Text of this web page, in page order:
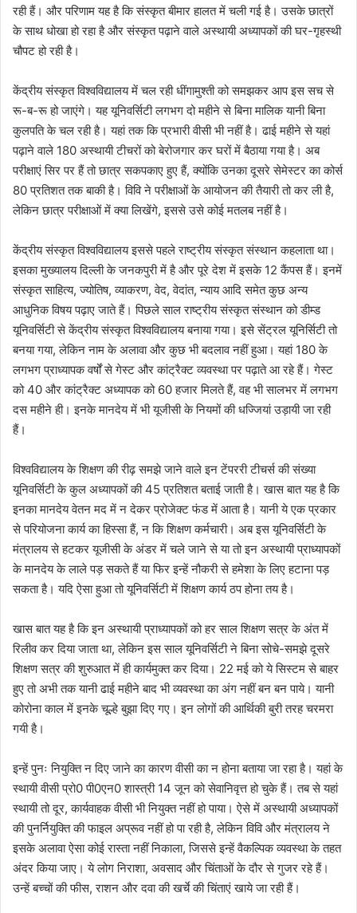
रही हैं। और परिणाम यह है कि संस्कृत बीमार हालत में चली गई है। उसके छात्रों
के साथ धोखा हो रहा है और संस्कृत पढ़ाने वाले अस्थायी अध्यापकों की घर-गृहस्थी
चौपट हो रही है।
केंद्रीय संस्कृत विश्वविद्यालय में चल रही धींगामुश्ती को समझकर आप इस सच से
रू-ब-रू हो जाएंगे। यह यूनिवर्सिटी लगभग दो महीने से बिना मालिक यानी बिना
कुलपति के चल रही है। यहां तक कि प्रभारी वीसी भी नहीं है। ढाई महीने से यहां
पढ़ाने वाले 180 अस्थायी टीचरों को बेरोजगार कर घरों में बैठाया गया है। अब
परीक्षाएं सिर पर हैं तो छात्र सकपकाए हुए हैं, क्योंकि उनका दूसरे सेमेस्टर का कोर्स
80 प्रतिशत तक बाकी है। विवि ने परीक्षाओं के आयोजन की तैयारी तो कर ली है,
लेकिन छात्र परीक्षाओं में क्या लिखेंगे, इससे उसे कोई मतलब नहीं है।
केंद्रीय संस्कृत विश्वविद्यालय इससे पहले राष्ट्रीय संस्कृत संस्थान कहलाता था।
इसका मुख्यालय दिल्ली के जनकपुरी में है और पूरे देश में इसके 12 कैंपस हैं। इनमें
संस्कृत साहित्य, ज्योतिष, व्याकरण, वेद, वेदांत, न्याय आदि समेत कुछ अन्य
आधुनिक विषय पढ़ाए जाते हैं। पिछले साल राष्ट्रीय संस्कृत संस्थान को डीम्ड
यूनिवर्सिटी से केंद्रीय संस्कृत विश्वविद्यालय बनाया गया। इसे सेंट्रल यूनिर्सिटी तो
बनया गया, लेकिन नाम के अलावा और कुछ भी बदलाव नहीं हुआ। यहां 180 के
लगभग प्राध्यापक वर्षों से गेस्ट और कांट्रैक्ट व्यवस्था पर पढ़ाते आ रहे हैं। गेस्ट
को 40 और कांट्रैक्ट अध्यापक को 60 हजार मिलते हैं, वह भी सालभर में लगभग
दस महीने ही। इनके मानदेय में भी यूजीसी के नियमों की धज्जियां उड़ायी जा रही
हैं।
विश्वविद्यालय के शिक्षण की रीढ़ समझे जाने वाले इन टेंपररी टीचर्स की संख्या
यूनिवर्सिटी के कुल अध्यापकों की 45 प्रतिशत बताई जाती है। खास बात यह है कि
इनका मानदेय वेतन मद में न देकर प्रोजेक्ट फंड में आता है। यानी ये एक प्रकार
से परियोजना कार्य का हिस्सा हैं, न कि शिक्षण कर्मचारी। अब इस यूनिवर्सिटी के
मंत्रालय से हटकर यूजीसी के अंडर में चले जाने से या तो इन अस्थायी प्राध्यापकों
के मानदेय के लाले पड़ सकते हैं या फिर इन्हें नौकरी से हमेशा के लिए हटाना पड़
सकता है। यदि ऐसा हुआ तो यूनिवर्सिटी में शिक्षण कार्य ठप होना तय है।
खास बात यह है कि इन अस्थायी प्राध्यापकों को हर साल शिक्षण सत्र के अंत में
रिलीव कर दिया जाता था, लेकिन इस साल यूनिवर्सिटी ने बिना सोचे-समझे दूसरे
शिक्षण सत्र की शुरुआत में ही कार्यमुक्त कर दिया। 22 मई को ये सिस्टम से बाहर
हुए तो अभी तक यानी ढाई महीने बाद भी व्यवस्था का अंग नहीं बन बन पाये। यानी
कोरोना काल में इनके चूल्हे बुझा दिए गए। इन लोगों की आर्थिकी बुरी तरह चरमरा
गयी है।
इन्हें पुनः नियुक्ति न दिए जाने का कारण वीसी का न होना बताया जा रहा है। यहां के
स्थायी वीसी प्रो0 पी0एन0 शास्त्री 14 जून को सेवानिवृत्त हो चुके हैं। तब से यहां
स्थायी तो दूर, कार्यवाहक वीसी भी नियुक्त नहीं हो पाया। ऐसे में अस्थायी अध्यापकों
की पुनर्नियुक्ति की फाइल अप्रूव नहीं हो पा रही है, लेकिन विवि और मंत्रालय ने
इसके अलावा ऐसा कोई रास्ता नहीं निकाला, जिससे इन्हें वैकल्पिक व्यवस्था के तहत
अंदर किया जाए। ये लोग निराशा, अवसाद और चिंताओं के दौर से गुजर रहे हैं।
उन्हें बच्चों की फीस, राशन और दवा की खर्चे की चिंताएं खाये जा रही हैं।